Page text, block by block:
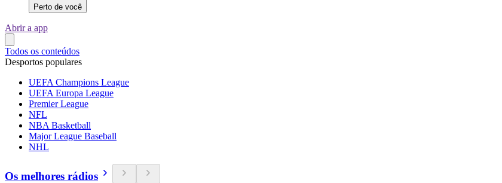
Perto de você
Abrir a app
Todos os conteúdos
Desportos populares
UEFA Champions League
UEFA Europa League
Premier League
NFL
NBA Basketball
Major League Baseball
NHL
Os melhores rádios